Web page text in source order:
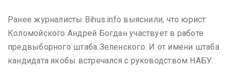
Ранее журналисты Bihus.info выяснили, что юрист
Коломойского Андрей Богдан участвует в работе
предвыборного штаба Зеленского. И от имени штаба
кандидата якобы встречался с руководством НАБУ.